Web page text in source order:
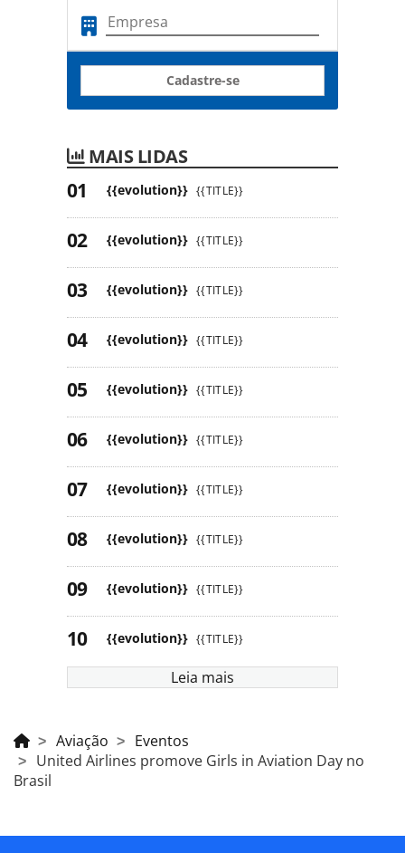
Cadastre-se
MAIS LIDAS
{{evolution}} {{TITLE}}
{{evolution}} {{TITLE}}
{{evolution}} {{TITLE}}
{{evolution}} {{TITLE}}
{{evolution}} {{TITLE}}
{{evolution}} {{TITLE}}
{{evolution}} {{TITLE}}
{{evolution}} {{TITLE}}
{{evolution}} {{TITLE}}
{{evolution}} {{TITLE}}
Leia mais
Aviação
Eventos
United Airlines promove Girls in Aviation Day no
Brasil